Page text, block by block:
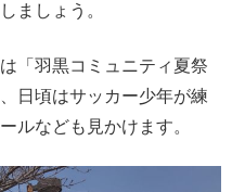
ましょう。
「羽黒コミュニティ夏祭
日頃はサッカー少年が練
ルなども見かけます。